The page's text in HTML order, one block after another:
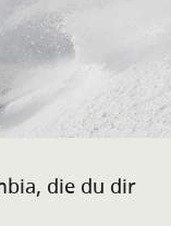
die du dir